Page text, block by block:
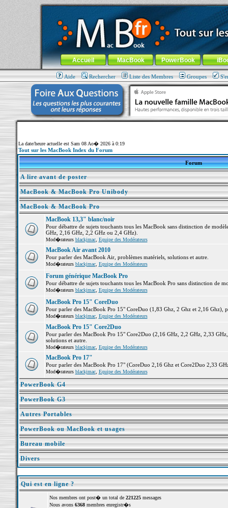
MacBook-fr.com : 100% Apple... 100% nomade !
Aller au contenu-Aller au menu général-Aller au menu de
Menu général
Accueil MacBook PowerBook
Aide Rechercher Liste des Membres Groupes
La date/heure actuelle est Sam 08 Ao� 2026 à 0:19
Tout sur les MacBook Index du Forum
Forum
A lire avant de poster
MacBook & MacBook Pro Unibody
MacBook & MacBook Pro
MacBook 13,3" blanc/noir
Pour débattre de sujets touchants tous les MacBook sans distinction de
GHz, 2,16 GHz, 2,2 GHz ou 2,4 GHz).
Mod�rateurs blackjmac, Equipe des Modérateurs
MacBook Air avant 2010
Pour parler des MacBook Air, problèmes matériels, solutions et autre.
Mod�rateurs blackjmac, Equipe des Modérateurs
Forum générique MacBook Pro
Pour débattre de sujets touchants tous les MacBook Pro sans distinction de
Mod�rateurs blackjmac, Equipe des Modérateurs
MacBook Pro 15" CoreDuo
Pour parler des MacBook Pro 15" CoreDuo (1,83 Ghz, 2 Ghz et 2,16 Ghz),
Mod�rateurs blackjmac, Equipe des Modérateurs
MacBook Pro 15" Core2Duo
Pour parler des MacBook Pro 15" Core2Duo (2,16 GHz, 2,2 GHz, 2,33
solutions et autre.
Mod�rateurs blackjmac, Equipe des Modérateurs
MacBook Pro 17"
Pour parler des MacBook Pro 17" (CoreDuo 2,16 Ghz et Core2Duo 2,33
Mod�rateurs blackjmac, Equipe des Modérateurs
PowerBook G4
PowerBook G3
Autres Portables
PowerBook ou MacBook et usages
Bureau mobile
Divers
Qui est en ligne ?
Nos membres ont post� un total de 221225messages
Nous avons 6368membres enregistr�s